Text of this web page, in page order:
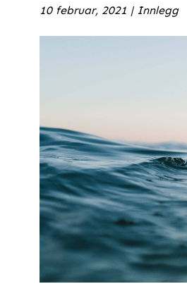
10 februar, 2021 | Innlegg